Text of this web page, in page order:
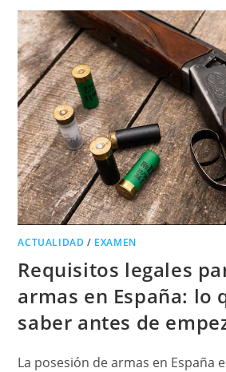
ACTUALIDAD / EXAMEN
Requisitos legales
armas en España: lo
saber antes de
La posesión de armas en España